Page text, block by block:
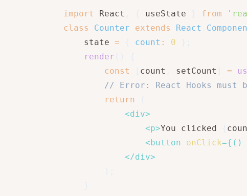
import React useState from
class
Counter extends React
    state
= count : 0
render
const
count setCount =
// Error: React Hooks must
return
<div>
<p>You clicked
<button onClick={ ( )
</div>